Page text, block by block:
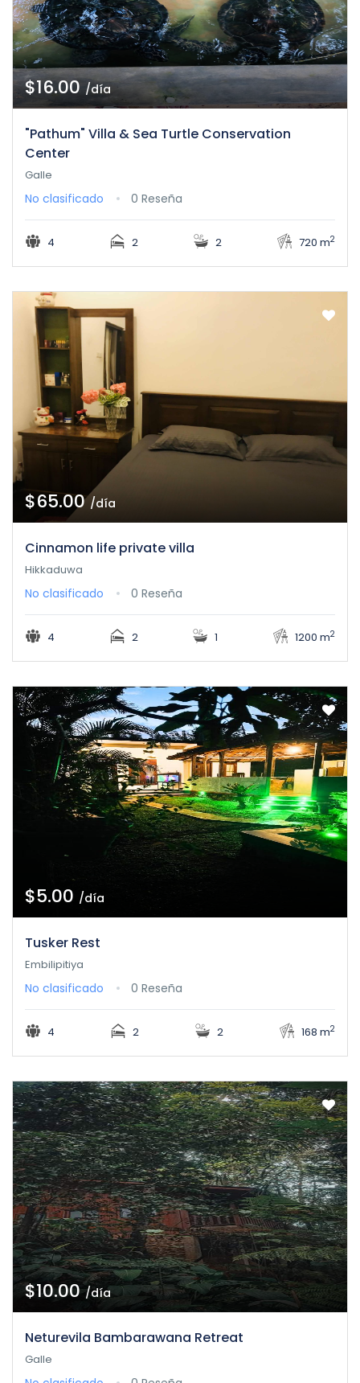
$16.00/día
"Pathum" Villa & Sea Turtle Conservation
Center
Galle
No clasificado 0 Reseña
4 2 2 720 m2
$65.00/día
Cinnamon life private villa
Hikkaduwa
No clasificado 0 Reseña
4 2 1 1200 m2
$5.00 /día
Tusker Rest
Embilipitiya
No clasificado 0 Reseña
4 2 2 168 m2
$10.00/día
Neturevila Bambarawana Retreat
Galle